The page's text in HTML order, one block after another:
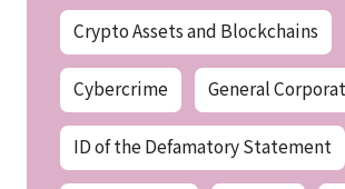
Crypto Assets and Blockchains
Cybercrime General
ID of the Defamatory Statement